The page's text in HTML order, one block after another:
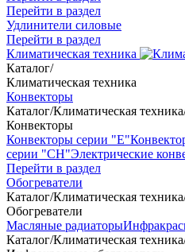
Перейти в раздел
Удлинители силовые
Перейти в раздел
Климатическая техника
Каталог/
Климатическая техника
Конвекторы
Каталог/Климатическая техника
Конвекторы
Конвекторы серии "Е"
серии "СН"Электрические
Перейти в раздел
Обогреватели
Каталог/Климатическая техника
Обогреватели
Масляные радиаторы
Каталог/Климатическая техника